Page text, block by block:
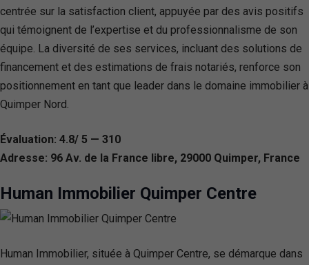
centrée sur la satisfaction client, appuyée par des avis positifs
qui témoignent de l’expertise et du professionnalisme de son
équipe. La diversité de ses services, incluant des solutions de
financement et des estimations de frais notariés, renforce son
positionnement en tant que leader dans le domaine immobilier à
Quimper Nord.
Évaluation: 4.8/ 5 — 310
Adresse: 96 Av. de la France libre, 29000 Quimper, France
Human Immobilier Quimper Centre
Human Immobilier, située à Quimper Centre, se démarque dans